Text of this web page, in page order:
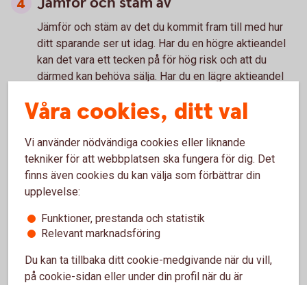
Jämför och stäm av det du kommit fram till med hur
ditt sparande ser ut idag. Har du en högre aktieandel
kan det vara ett tecken på för hög risk och att du
därmed kan behöva sälja. Har du en lägre aktieandel
fundera på om du inte ska börja köpa lite försiktigt.
Tänk på
Historisk avkastning är ingen garanti för framtida
avkastning. Pengar du investerar i finansiella instrument
att du får tillbaka det investerade kapitalet.
Våra cookies, ditt val
Vi använder nödvändiga cookies eller liknande
tekniker för att webbplatsen ska fungera för dig. Det
finns även cookies du kan välja som förbättrar din
upplevelse:
Funktioner, prestanda och statistik
Relevant marknadsföring
Du kan ta tillbaka ditt cookie-medgivande när du vill,
på cookie-sidan eller under din profil när du är